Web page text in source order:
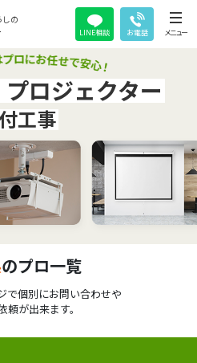
の
LINE相談 お電話 メニュー
ロジェクター
工事
のプロ一覧
で個別にお問い合わせや
頼が出来ます。